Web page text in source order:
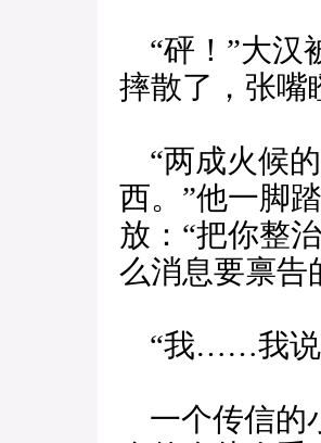
“砰！”大汉
摔散了，张嘴
“两成火候
西。”他一脚
放：“把你整
么消息要禀告
“我……我说
一个传信的